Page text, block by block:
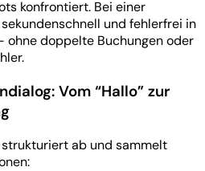
konfrontiert. Bei einer
und fehlerfrei in
ohne doppelte Buchungen oder
Vom “Hallo” zur
ab und sammelt